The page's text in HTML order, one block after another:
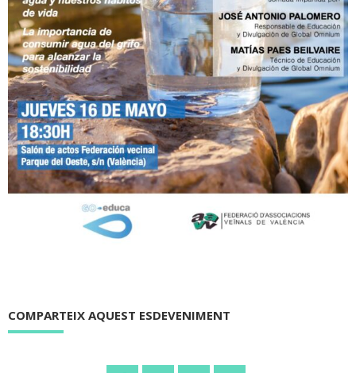
COMPARTEIX AQUEST ESDEVENIMENT